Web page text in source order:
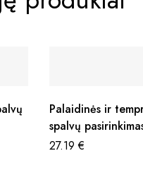
Palaidinės ir
spalvų
27.19€